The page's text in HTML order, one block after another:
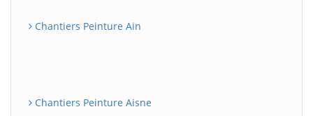
Chantiers Peinture Ain
Chantiers Peinture Aisne